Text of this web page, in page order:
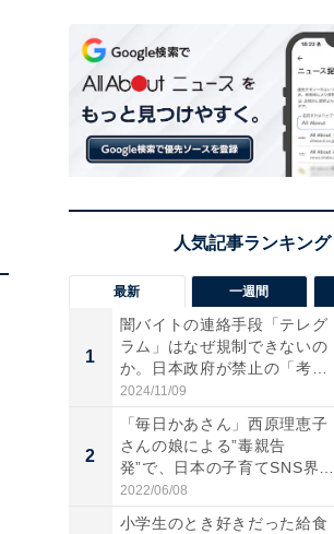
最新 一週間
1
闇バイトの連絡手段「テレグ
ラム」はなぜ規制できないの
か。日本政府が禁止の「考
慮」...
2024/11/09
2
「毎日かあさん」西原理恵子
さんの娘による”毒親告
発”で、日本の子育てSNS界隈
が...
2022/06/08
小学生のとき好きだった給食